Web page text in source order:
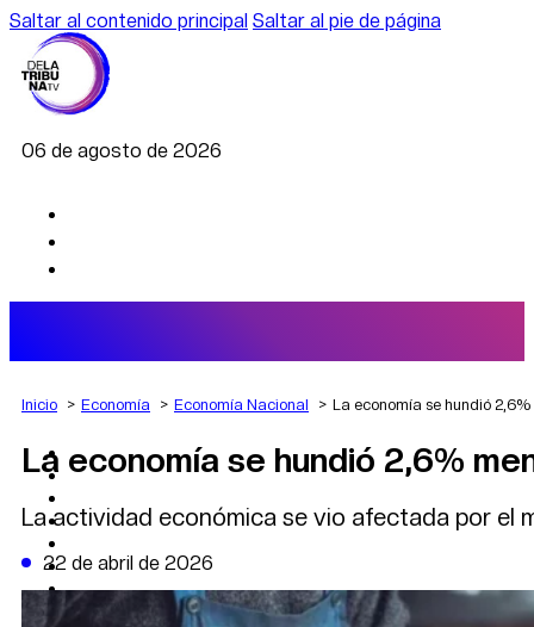
Saltar al contenido principal Saltar al pie de página
06 de agosto de 2026
AGRO
DEPORTES
POLÍTICA
DATA FIRME
DE LA TRIBUNA TV
Inicio Economía Economía Nacional La economía se hundió
La economía se hundió 2,6%
La actividad económica se vio afectada por el
22 de abril de 2026